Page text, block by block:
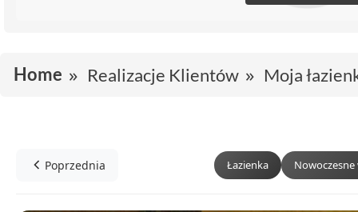
Home Realizacje Klientów Moja
Poprzednia Łazienka